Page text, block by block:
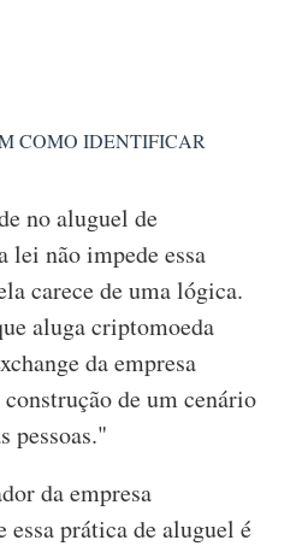
COMO IDENTIFICAR
no aluguel de
lei não impede essa
carece de uma lógica.
aluga criptomoeda
da empresa
de um cenário
pessoas."
da empresa
prática de aluguel é